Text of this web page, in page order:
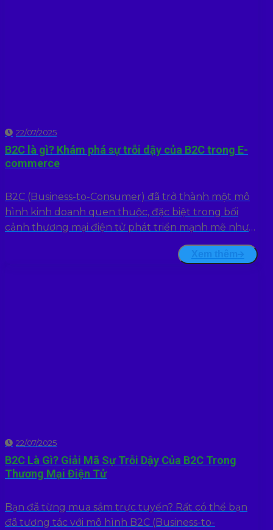
B2C là gì? Khám phá sự trỗi dậy của B2C trong E-
commerce
22/07/2025
B2C (Business-to-Consumer) đã trở thành một mô
hình kinh doanh quen thuộc, đặc biệt trong bối
cảnh thương mại điện tử phát triển mạnh mẽ như
B2C Là Gì? Giải Mã Sự Trỗi Dậy Của B2C Trong
Thương Mại Điện Tử
22/07/2025
Bạn đã từng mua sắm trực tuyến? Rất có thể bạn
đã tương tác với mô hình B2C (Business-to-